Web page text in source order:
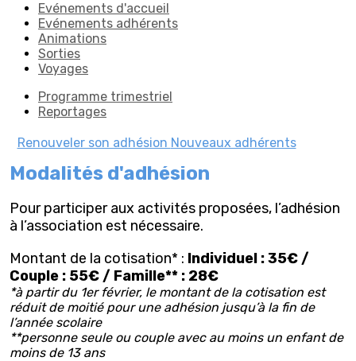
Evénements d'accueil
Evénements adhérents
Animations
Sorties
Voyages
Programme trimestriel
Reportages
Renouveler son adhésion Nouveaux adhérents
Modalités d'adhésion
Pour participer aux activités proposées, l’adhésion
à l’association est nécessaire.
Montant de la cotisation* : Individuel : 35€ /
Couple : 55€ / Famille** : 28€
*à partir du 1er février, le montant de la cotisation est
réduit de moitié pour une adhésion jusqu’à la fin de
l’année scolaire
**personne seule ou couple avec au moins un enfant de
moins de 13 ans